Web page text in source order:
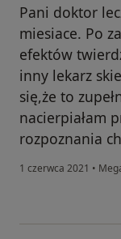
Pani doktor
miesiace. Po
efektów
inny lekarz
się,że to
nacierpiałam
rozpoznania
1 czerwca 2021 •